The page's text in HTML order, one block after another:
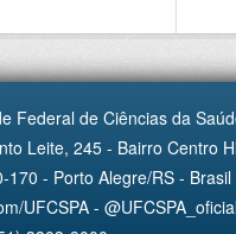
Federal de Ciências da
Leite, 245 - Bairro Centro
170 - Porto Alegre/RS - Brasil
UFCSPA -